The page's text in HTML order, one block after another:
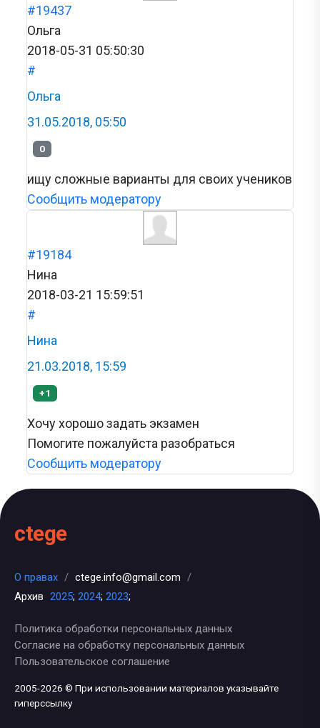
#19437
Ольга
2018-05-31 05:50:30
#
Ольга
31.05.2018, 05:50
0
ищу сложные варианты для своих учеников
Сообщить модератору
#19184
Нина
2018-03-21 15:59:51
#
Нина
21.03.2018, 15:59
+1
Хочу хорошо задать экзамен
Помогите пожалуйста разобраться
Сообщить модератору
ctege
О правах / ctege.info@gmail.com /
Архив 2025; 2024; 2023;
Политика обработки персональных данных
Согласие на обработку персональных данных
Пользовательское соглашение
2005-2026 © При использовании материалов указывайте
гиперссылку